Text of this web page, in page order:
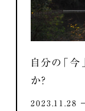
自分の「今
か？
2023.11.28